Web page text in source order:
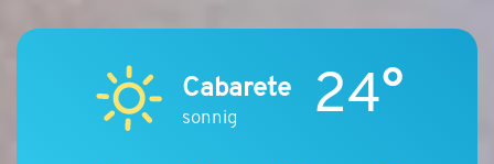
Cabarete
sonnig 24°